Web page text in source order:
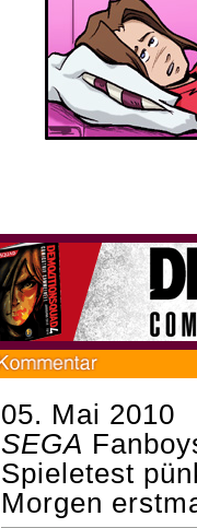
05. Mai 2010
SEGA
Spieletest
Morgen